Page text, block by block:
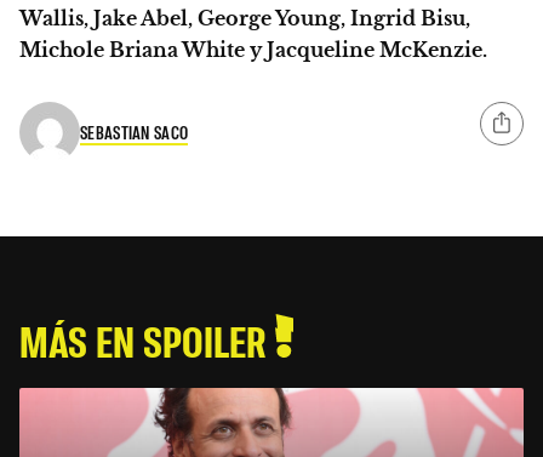
Wallis, Jake Abel, George Young, Ingrid Bisu,
Michole Briana White y Jacqueline McKenzie.
SEBASTIAN SACO
MÁS EN SPOILER